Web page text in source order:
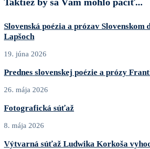
Slovenská poézia a prózav Slovenskom
Lapšoch
19. júna 2026
Prednes slovenskej poézie a prózy
26. mája 2026
Fotografická súťaž
8. mája 2026
Výtvarná súťaž Ludwika Korkoša